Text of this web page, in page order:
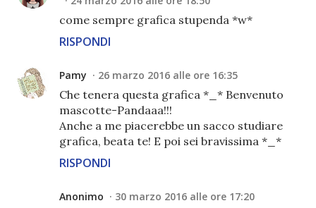
come sempre grafica stupenda *w*
RISPONDI
Pamy 26 marzo 2016 alle ore 16:35
Che tenera questa grafica *_* Benvenuto
mascotte-Pandaaa!!!
Anche a me piacerebbe un sacco studiare
grafica, beata te! E poi sei bravissima *_*
RISPONDI
Anonimo 30 marzo 2016 alle ore 17:20